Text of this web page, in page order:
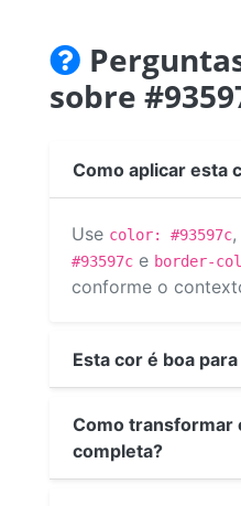
sobre
Como aplicar esta
Use color: #93597c,
#93597c e border-
conforme o
Esta cor é boa
Como transformar
completa?